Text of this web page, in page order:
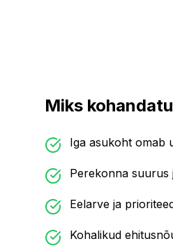
Miks
Iga asukoht omab
Perekonna suurus
Eelarve ja
Kohalikud